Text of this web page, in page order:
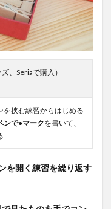
、Seriaで購入）
を挟む練習からはじめる
ンで●マークを書いて、
を開く練習を繰り返す